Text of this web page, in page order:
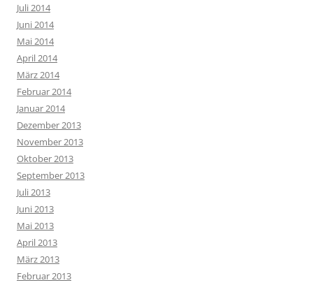
Juli 2014
Juni 2014
Mai 2014
April 2014
März 2014
Februar 2014
Januar 2014
Dezember 2013
November 2013
Oktober 2013
September 2013
Juli 2013
Juni 2013
Mai 2013
April 2013
März 2013
Februar 2013